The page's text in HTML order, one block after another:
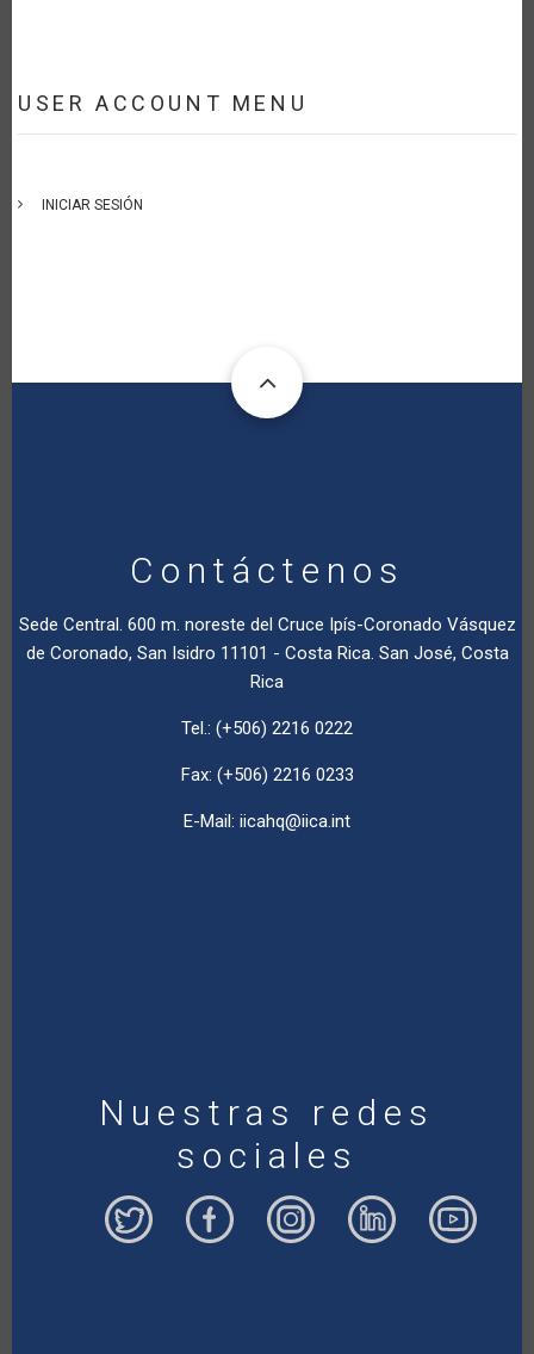
USER ACCOUNT MENU
INICIAR SESIÓN
Contáctenos
Sede Central. 600 m. noreste del Cruce Ipís-Coronado Vásquez
de Coronado, San Isidro 11101 - Costa Rica. San José, Costa
Rica
Tel.: (+506) 2216 0222
Fax: (+506) 2216 0233
E-Mail: iicahq@iica.int
Nuestras redes
sociales